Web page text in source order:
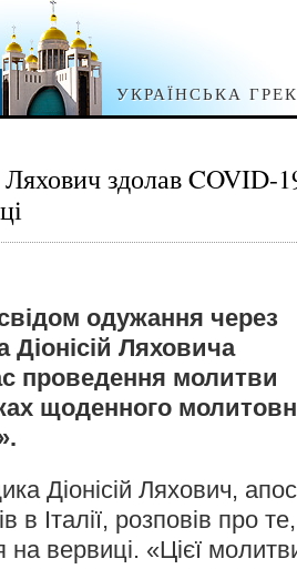
УКРАЇНСЬКА
Ляхович здолав COVID-
одужання через
Ляховича
проведення молитви
щоденного
Діонісій Ляхович,
в Італії, розповів про
вервиці. «Цієї